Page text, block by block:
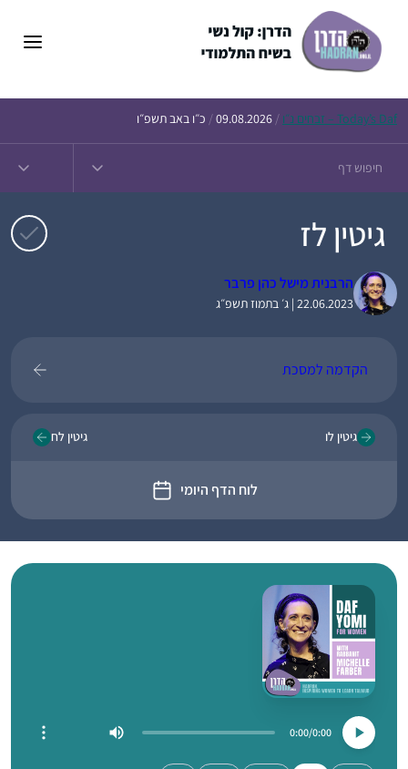
Today’s Daf – זבחים נ״ו /
09.08.2026
/ כ״ו באב תשפ״ו
גיטין לז
הרבנית מישל כהן פרבר
22.06.2023 | ג׳ בתמוז תשפ״ג
הקדמה למסכת
גיטין לו
לוח הדף היומי
גיטין לח
0:00
0:00